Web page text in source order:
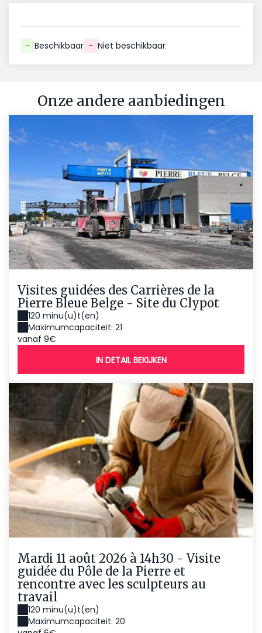
- Beschikbaar - Niet beschikbaar
Onze andere aanbiedingen
Visites guidées des Carrières de la
Pierre Bleue Belge - Site du Clypot
120 minu(u)t(en)
Maximumcapaciteit: 21
vanaf 9€
IN DETAIL BEKIJKEN
Mardi 11 août 2026 à 14h30 - Visite
guidée du Pôle de la Pierre et
rencontre avec les sculpteurs au
travail
120 minu(u)t(en)
Maximumcapaciteit: 20